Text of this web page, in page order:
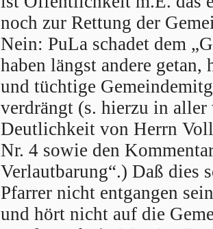
noch zur Rettung der
Nein: PuLa schadet dem
haben längst andere getan,
und tüchtige
verdrängt (s. hierzu in aller
Deutlichkeit von Herrn
Nr. 4 sowie den
Verlautbarung“.) Daß dies
Pfarrer nicht entgangen
und hört nicht auf die